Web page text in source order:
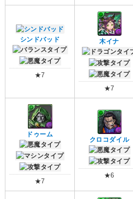
シンドバッド
★7
木イナ
★7
ドゥーム
★7
クロコダイル
★6